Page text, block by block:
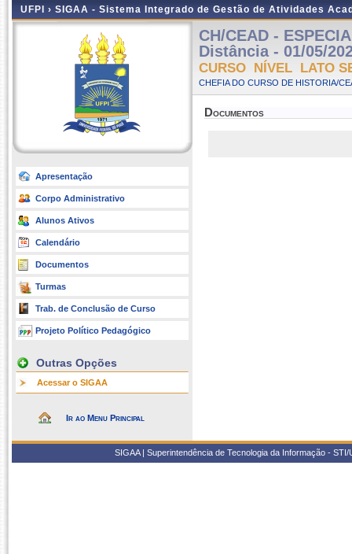
UFPI › SIGAA - Sistema Integrado de Gestão de Atividades
Apresentação
Corpo Administrativo
Alunos Ativos
Calendário
Documentos
Turmas
Trab. de Conclusão de Curso
Projeto Político Pedagógico
Outras Opções
Acessar o SIGAA
Ir ao Menu Principal
CH/CEAD -
Distância - 01/05/
CURSO NÍVEL LATO
CHEFIA DO CURSO DE HISTORIA/
Documentos
SIGAA | Superintendência de Tecnologia da Informação -